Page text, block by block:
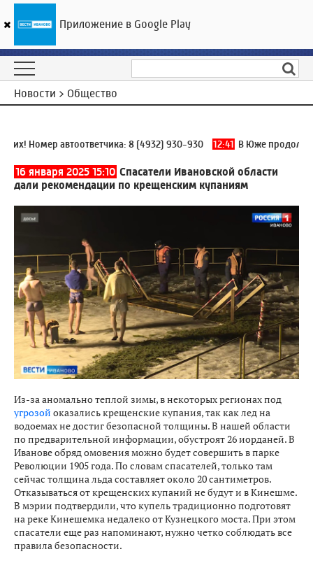
ГТРК «Ивтелерадио»
Новости > Общество
Номер автоответчика:8 (4932) 930-930 12:41 В Юже
16 января 2025 15:10 Спасатели Ивановской области
дали рекомендации по крещенским купаниям
Из-за аномально теплой зимы, в некоторых регионах под
угрозой оказались крещенские купания, так как лед на
водоемах не достиг безопасной толщины. В нашей области
по предварительной информации, обустроят 26 иорданей. В
Иванове обряд омовения можно будет совершить в парке
Революции 1905 года. По словам спасателей, только там
сейчас толщина льда составляет около 20 сантиметров.
Отказываться от крещенских купаний не будут и в Кинешме.
В мэрии подтвердили, что купель традиционно подготовят
на реке Кинешемка недалеко от Кузнецкого моста. При этом
спасатели еще раз напоминают, нужно четко соблюдать все
правила безопасности.
Приложение в Google Play